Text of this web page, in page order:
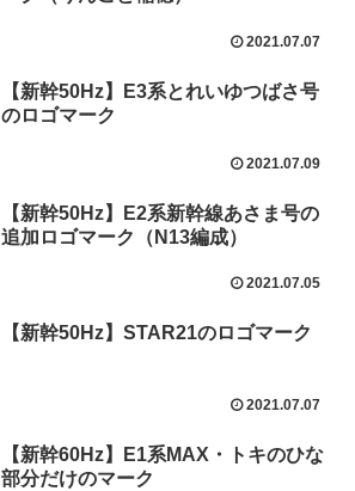
2021.07.07
【新幹50Hz】E3系とれいゆつばさ号
のロゴマーク
2021.07.09
【新幹50Hz】E2系新幹線あさま号の
追加ロゴマーク（N13編成）
2021.07.05
【新幹50Hz】STAR21のロゴマーク
2021.07.07
【新幹60Hz】E1系MAX・トキのひな
部分だけのマーク